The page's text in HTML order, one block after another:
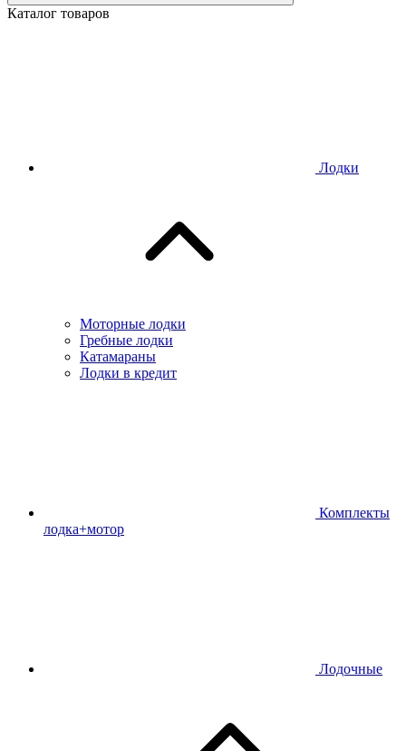
Каталог товаров
Лодки
Моторные лодки
Гребные лодки
Катамараны
Лодки в кредит
Комплекты
лодка+мотор
Лодочные